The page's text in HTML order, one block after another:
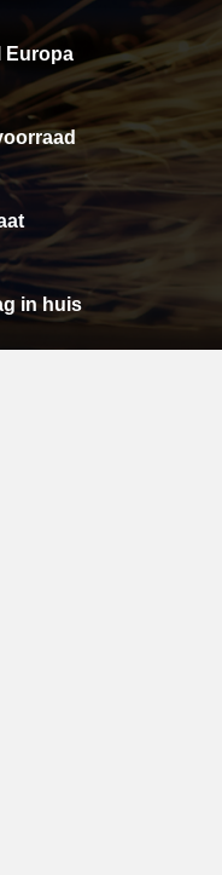
Europa
in huis